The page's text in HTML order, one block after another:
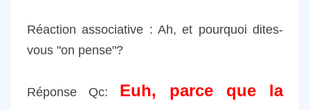
Réaction associative : Ah, et pourquoi dites-
vous "on pense"?
Réponse Qc: Euh, parce que la